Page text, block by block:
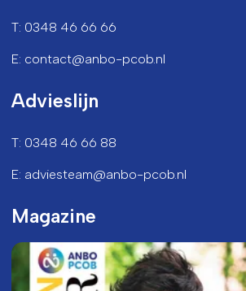
T: 0348 46 66 66
E: contact@anbo-pcob.nl
Advieslijn
T: 0348 46 66 88
E: adviesteam@anbo-pcob.nl
Magazine